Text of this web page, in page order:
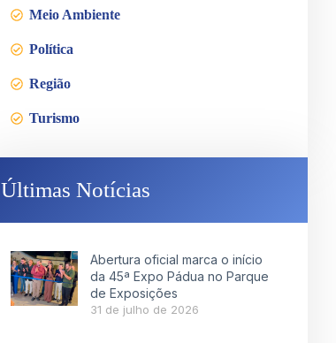
Meio Ambiente
Política
Região
Turismo
Últimas Notícias
Abertura oficial marca o início
da 45ª Expo Pádua no Parque
de Exposições
31 de julho de 2026